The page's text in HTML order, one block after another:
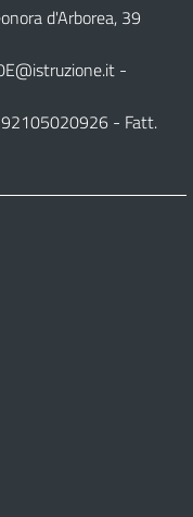
d'Arborea, 39
-
92105020926 - Fatt.